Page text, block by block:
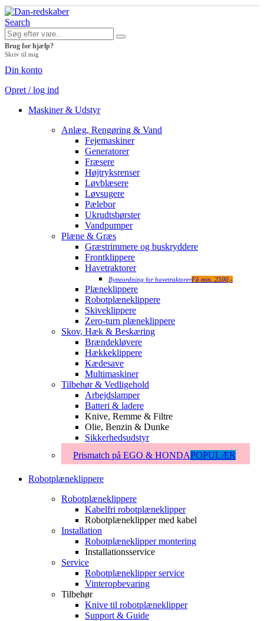
Search
Brug for hjælp?
Skriv til mig
Din konto
Opret / log ind
Maskiner & Udstyr
Anlæg, Rengøring & Vand
Fejemaskiner
Generatorer
Fræsere
Højtryksrenser
Løvblæsere
Løvsugere
Pælebor
Ukrudtsbørster
Vandpumper
Plæne & Græs
Græstrimmere og buskryddere
Frontklippere
Havetraktorer
Bytteordning for havetraktorerFå min. 2500,-
Plæneklippere
Robotplæneklippere
Skiveklippere
Zero-turn plæneklippere
Skov, Hæk & Beskæring
Brændekløvere
Hækkeklippere
Kædesave
Multimaskiner
Tilbehør & Vedligehold
Arbejdslamper
Batteri & ladere
Knive, Remme & Filtre
Olie, Benzin & Dunke
Sikkerhedsudstyr
Prismatch på EGO & HONDAPOPULÆR
Robotplæneklippere
Robotplæneklippere
Kabelfri robotplæneklipper
Robotplæneklipper med kabel
Installation
Robotplæneklipper montering
Installationsservice
Service
Robotplæneklipper service
Vinteropbevaring
Tilbehør
Knive til robotplæneklipper
Support & Guide